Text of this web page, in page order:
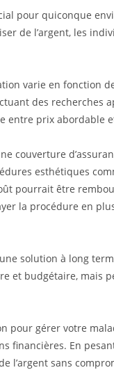
pour quiconque
de l’argent, les
varie en fonction
des recherches
entre prix abordable
couverture
esthétiques
pourrait être
la procédure en
solution à long
et budgétaire, mais
pour gérer votre
financières. En
l’argent sans